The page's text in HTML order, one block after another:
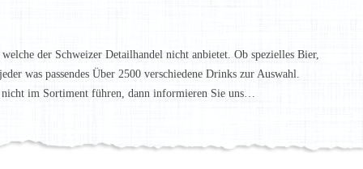
der Schweizer Detailhandel nicht anbietet. Ob spezielles Bier,
was passendes Über 2500 verschiedene Drinks zur Auswahl.
im Sortiment führen, dann informieren Sie uns…